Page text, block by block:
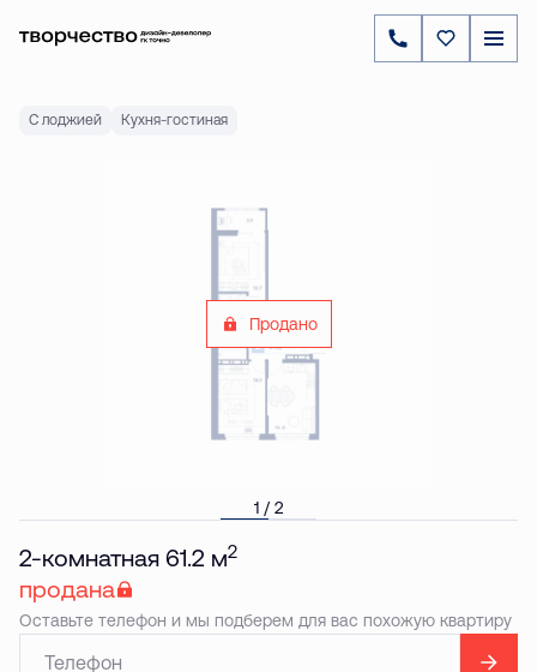
2-комнатная61.2 м Цена по запросу
С лоджией Кухня-гостиная
Продано
1 / 2
2-комнатная 61.2 м2
продана
Оставьте телефон и мы подберем для вас похожую квартиру